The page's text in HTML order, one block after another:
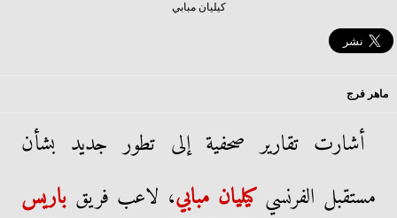
كيليان مبابي
ماهر فرج
أشارت تقارير صحفية إلى تطور جديد بشأن
مستقبل الفرنسيكيليان مبابي، لاعب فريق باريس